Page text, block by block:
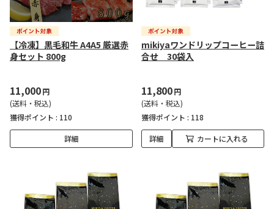
【冷凍】黒毛和牛 A4A5 厳選赤
身セット 800g
11,000円
(送料・税込)
獲得ポイント : 110
詳細
mikiyaワンドリップコーヒー詰
合せ 30袋入
11,800円
(送料・税込)
獲得ポイント : 118
詳細 カートに入れる